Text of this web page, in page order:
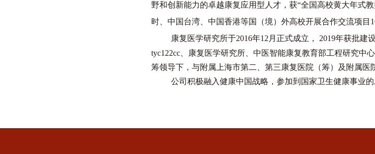
野和创新能力的卓越康复应用型人才，获“全国高校黄大年式
时、中国台湾、中国香港等国（境）外高校开展合作交流项目
康复医学研究所于2016年12月正式成立， 2019年获批建
tyc122cc、康复医学研究所、中医智能康复教育部工程研究中
筹领导下，与附属上海市第二、第三康复医院（筹）及附属
公司积极融入健康中国战略，参加到国家卫生健康事业